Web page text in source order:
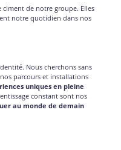
ciment de notre groupe. Elles
notre quotidien dans nos
Nous cherchons sans
parcours et installations
uniques en pleine
constant sont nos
au monde de demain